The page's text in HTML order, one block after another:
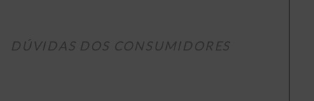
DÚVIDAS DOS CONSUMIDORES